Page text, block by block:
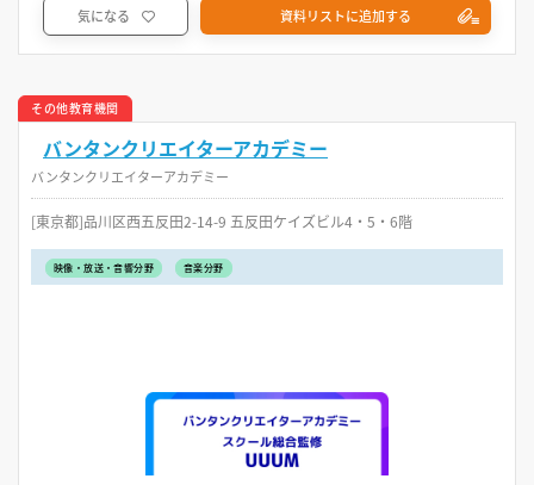
気になる 資料リストに追加する
その他教育機関
バンタンクリエイターアカデミー
バンタンクリエイターアカデミー
[東京都]品川区西五反田2-14-9 五反田ケイズビル4・5・6階
映像・放送・音響分野 音楽分野